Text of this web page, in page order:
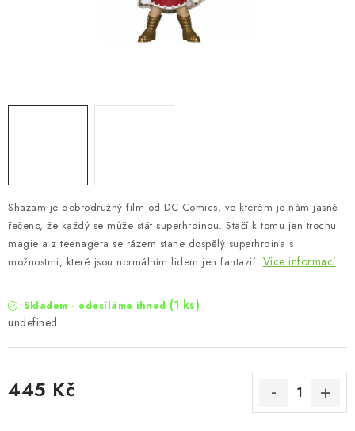
Shazam je dobrodružný film od DC Comics, ve kterém je nám jasně
řečeno, že každý se může stát superhrdinou. Stačí k tomu jen trochu
magie a z teenagera se rázem stane dospělý superhrdina s
možnostmi, které jsou normálním lidem jen fantazií. Více informací
Skladem - odesíláme ihned (1 ks)
undefined
445 Kč